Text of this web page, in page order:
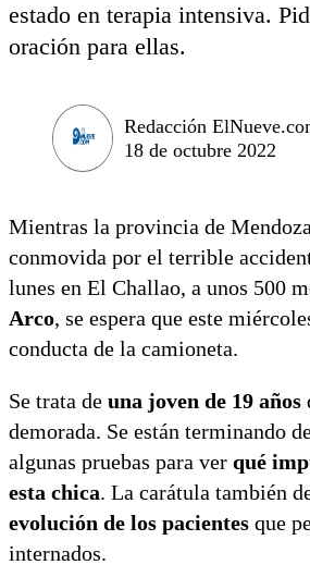
estado en terapia intensiva.
oración para ellas.
Redacción
18 de octubre 2022
Mientras la provincia de
conmovida por el terrible
lunes en El Challao, a unos 500
Arco, se espera que este
conducta de la camioneta.
Se trata de una joven de 19 años
demorada. Se están terminando
algunas pruebas para ver qué
esta chica. La carátula también
evolución de los pacientes que
internados.